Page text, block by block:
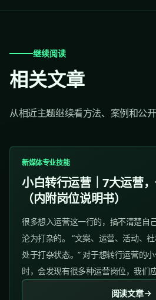
继续阅读
相关文章
从相近主题继续看方法、案例和公开
新媒体专业技能
小白转行运营｜7大运营
（内附岗位说明书）
很多想入运营这一行的，搞不清楚自
沦为打杂的。 “文案、运营、活动、
处于打杂状态。” 对于想转行运营的
时，会发现有很多种运营岗位，我们
阅读文章